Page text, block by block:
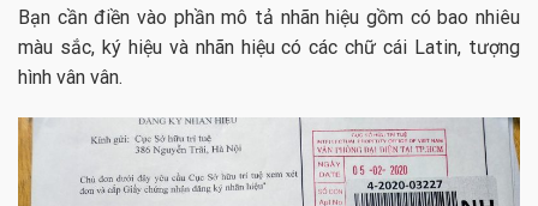
Bạn cần điền vào phần mô tả nhãn hiệu gồm có bao nhiêu
màu sắc, ký hiệu và nhãn hiệu có các chữ cái Latin, tượng
hình vân vân.